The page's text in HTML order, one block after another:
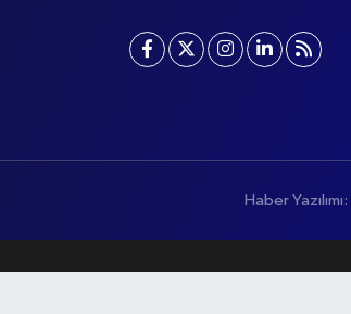
Haber Yazılımı: